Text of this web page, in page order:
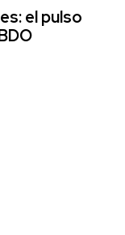
el pulso